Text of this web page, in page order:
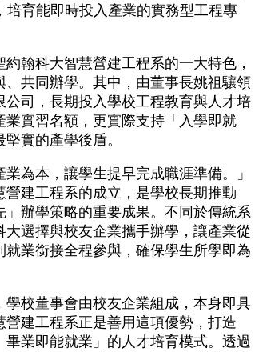
培育能即時投入產業的實務型工程專
科大智慧營建工程系的一大特色，
、共同辦學。其中，由董事長姚祖驤領
公司，長期投入學校工程教育與人才培
業實習名額，更實際支持「入學即就
實的產學後盾。
本，讓學生提早完成職涯準備。」
營建工程系的成立，是學校長期推動
」辦學策略的重要成果。不同於傳統系
大選擇與校友企業攜手辦學，讓產業從
就業銜接全程參與，確保學生所學即為
校董事會由校友企業組成，本身即具
營建工程系正是善用這項優勢，打造
畢業即能就業」的人才培育模式。透過